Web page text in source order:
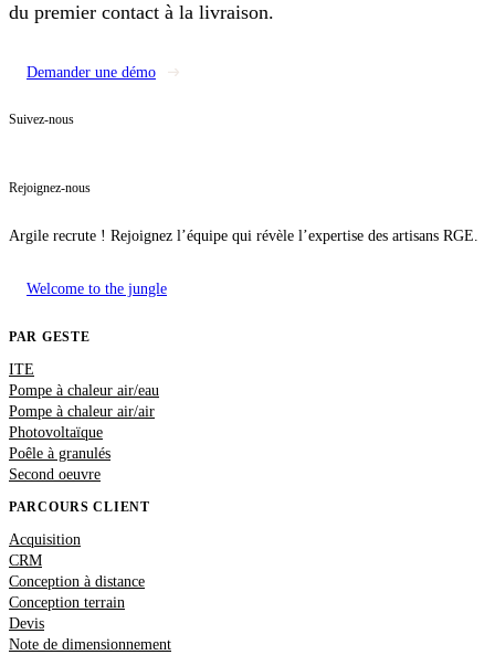
du premier contact à la livraison.
Demander une démo
Suivez-nous
Rejoignez-nous
Argile recrute ! Rejoignez l’équipe qui révèle l’expertise des artisans RGE.
Welcome to the jungle
PAR GESTE
ITE
Pompe à chaleur air/eau
Pompe à chaleur air/air
Photovoltaïque
Poêle à granulés
Second oeuvre
PARCOURS CLIENT
Acquisition
CRM
Conception à distance
Conception terrain
Devis
Note de dimensionnement